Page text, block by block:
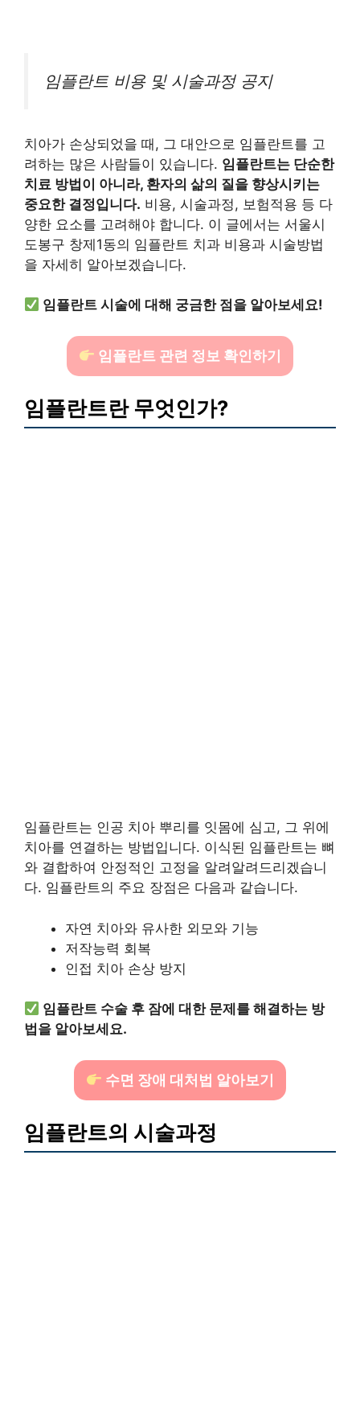
임플란트 비용 및 시술과정 공지
치아가 손상되었을 때, 그 대안으로 임플란트를 고
려하는 많은 사람들이 있습니다. 임플란트는 단순한
치료 방법이 아니라, 환자의 삶의 질을 향상시키는
중요한 결정입니다. 비용, 시술과정, 보험적용 등 다
양한 요소를 고려해야 합니다. 이 글에서는 서울시
도봉구 창제1동의 임플란트 치과 비용과 시술방법
을 자세히 알아보겠습니다.
임플란트 시술에 대해 궁금한 점을 알아보세요!
임플란트 관련 정보 확인하기
임플란트란 무엇인가?
임플란트는 인공 치아 뿌리를 잇몸에 심고, 그 위에
치아를 연결하는 방법입니다. 이식된 임플란트는 뼈
와 결합하여 안정적인 고정을 알려알려드리겠습니
다. 임플란트의 주요 장점은 다음과 같습니다.
자연 치아와 유사한 외모와 기능
저작능력 회복
인접 치아 손상 방지
임플란트 수술 후 잠에 대한 문제를 해결하는 방
법을 알아보세요.
수면 장애 대처법 알아보기
임플란트의 시술과정